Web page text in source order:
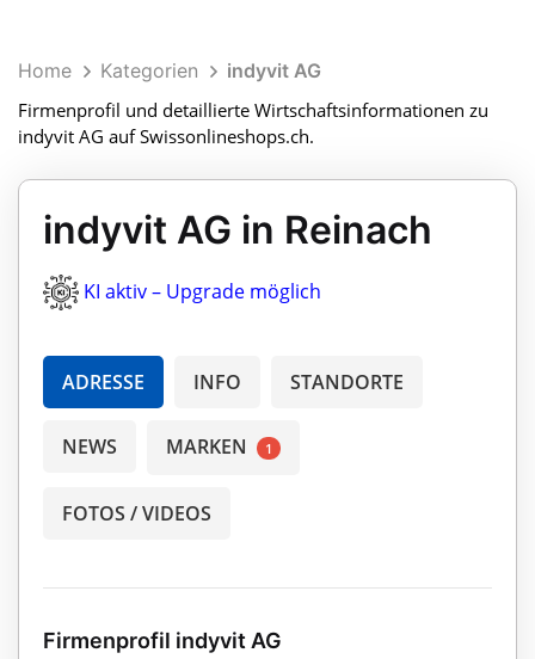
Home Kategorien
indyvit AG
Firmenprofil und detaillierte Wirtschaftsinformationen zu
indyvit AG auf Swissonlineshops.ch.
indyvit AG in Reinach
KI aktiv – Upgrade möglich
ADRESSE INFO STANDORTE
NEWS MARKEN 1
FOTOS / VIDEOS
Firmenprofil indyvit AG